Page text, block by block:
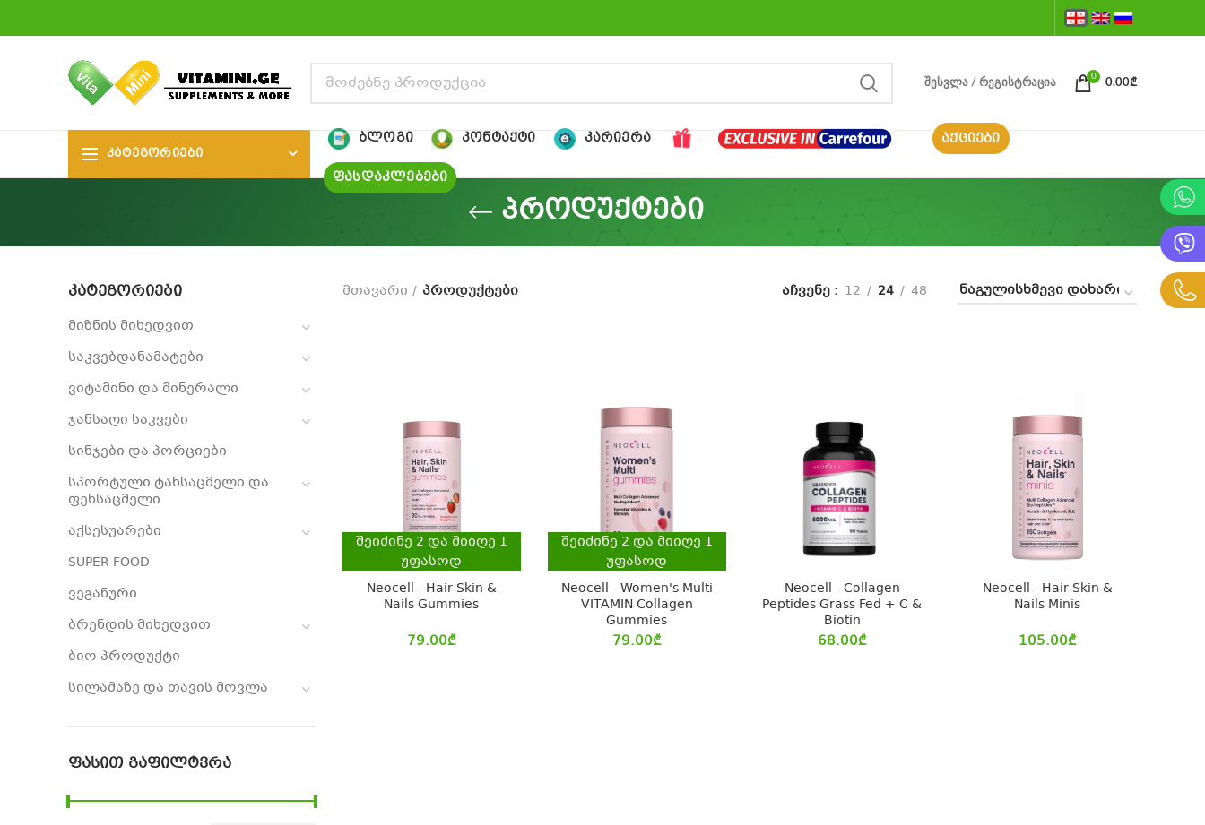
ᲨᲔᲡᲕᲚᲐ / ᲠᲔᲒᲘᲡᲢᲠᲐᲪᲘᲐ
0
0.00₾
ᲙᲐᲢᲔᲒᲝᲠᲘᲔᲑᲘ
ᲑᲚᲝᲒᲘ ᲙᲝᲜᲢᲐᲥᲢᲘ ᲙᲐᲠᲘᲔᲠᲐ
ᲐᲥᲪᲘᲔᲑᲘ
ᲤᲐᲡᲓᲐᲙᲚᲔᲑᲔᲑᲘ
პროდუქტები
ᲙᲐᲢᲔᲒᲝᲠᲘᲔᲑᲘ
მიზნის მიხედვით
საკვებდანამატები
ვიტამინი და მინერალი
ჯანსაღი საკვები
სინჯები და პორციები
სპორტული ტანსაცმელი და
ფეხსაცმელი
აქსესუარები
SUPER FOOD
ვეგანური
ბრენდის მიხედვით
ბიო პროდუქტი
სილამაზე და თავის მოვლა
ᲤᲐᲡᲘᲗ ᲒᲐᲤᲘᲚᲢᲕᲠᲐ
მთავარი პროდუქტები აჩვენე 12 24 48
შეიძინე 2 და მიიღე 1
უფასოდ
Neocell - Hair Skin &
Nails Gummies
79.00₾
შეიძინე 2 და მიიღე 1
უფასოდ
Neocell - Women's Multi
VITAMIN Collagen
Gummies
79.00₾
Neocell - Collagen
Peptides Grass Fed + C &
Biotin
68.00₾
Neocell - Hair Skin &
Nails Minis
105.00₾